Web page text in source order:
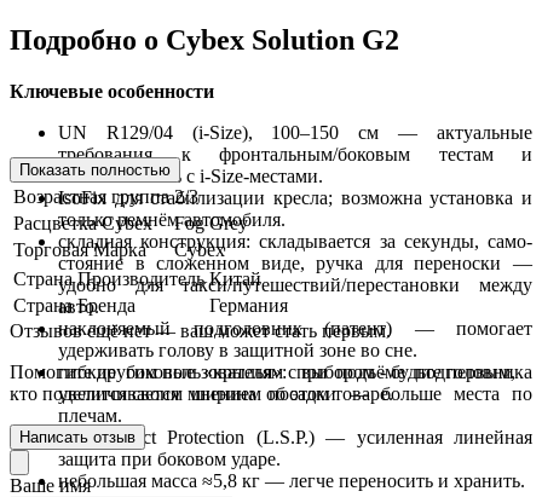
Подробно о Cybex Solution G2
Ключевые особенности
UN R129/04 (i-Size), 100–150 см — актуальные
требования к фронтальным/боковым тестам и
совместимость с i-Size-местами.
IsoFix для стабилизации кресла; возможна установка и
только ремнём автомобиля.
складная конструкция: складывается за секунды, само-
стояние в сложенном виде, ручка для переноски —
удобно для такси/путешествий/перестановки между
авто.
наклоняемый подголовник (патент) — помогает
удерживать голову в защитной зоне во сне.
гибкие боковые «крылья»: при подъёме подголовника
увеличивается ширина посадки — больше места по
плечам.
Side Impact Protection (L.S.P.) — усиленная линейная
защита при боковом ударе.
небольшая масса ≈5,8 кг — легче переносить и хранить.
Показать полностью
Возрастная группа 2/3
Расцветка Cybex
Fog Grey
Торговая Марка
Cybex
Страна Производитель Китай
Страна Бренда
Германия
Отзывов ещё нет — ваш может стать первым.
Помогите другим пользователям с выбором - будьте первым,
кто поделится своим мнением об этом товаре.
Написать отзыв
Ваше имя